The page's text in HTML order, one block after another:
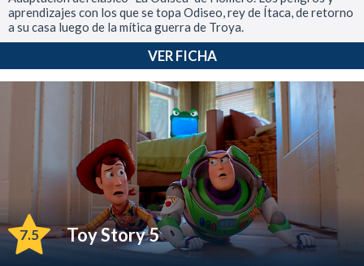
aprendizajes con los que se topa Odiseo, rey de Ítaca, de retorno
a su casa luego de la mítica guerra de Troya.
VER FICHA
7.5 Toy Story 5